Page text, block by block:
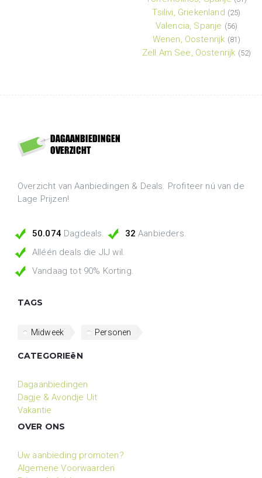
Tsilivi, Griekenland (25)
Valencia, Spanje (56)
Wenen, Oostenrijk (81)
Zell Am See, Oostenrijk (52)
Overzicht van Aanbiedingen & Deals. Profiteer nú van de
Lage Prijzen!
50.074Dagdeals. 32 Aanbieders.
Alléén deals die JIJ wil.
Vandaag tot 90% Korting.
TAGS
Midweek Personen
CATEGORIEëN
Dagaanbiedingen
Dagje & Avondje Uit
Vakantie
OVER ONS
Uw aanbieding promoten?
Algemene Voorwaarden